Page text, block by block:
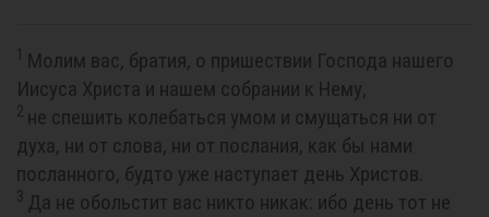
Молим вас, братия, о пришествии Господа нашего
Иисуса Христа и нашем собрании к Нему,
2 не спешить колебаться умом и смущаться ни от
духа, ни от слова, ни от послания, как бы нами
посланного, будто уже наступает день Христов.
3 Да не обольстит вас никто никак: ибо день тот не